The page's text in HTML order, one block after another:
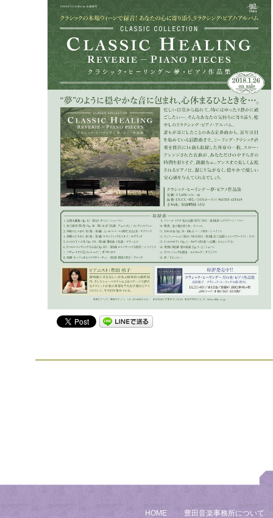
HOME 豊田音楽事務所について